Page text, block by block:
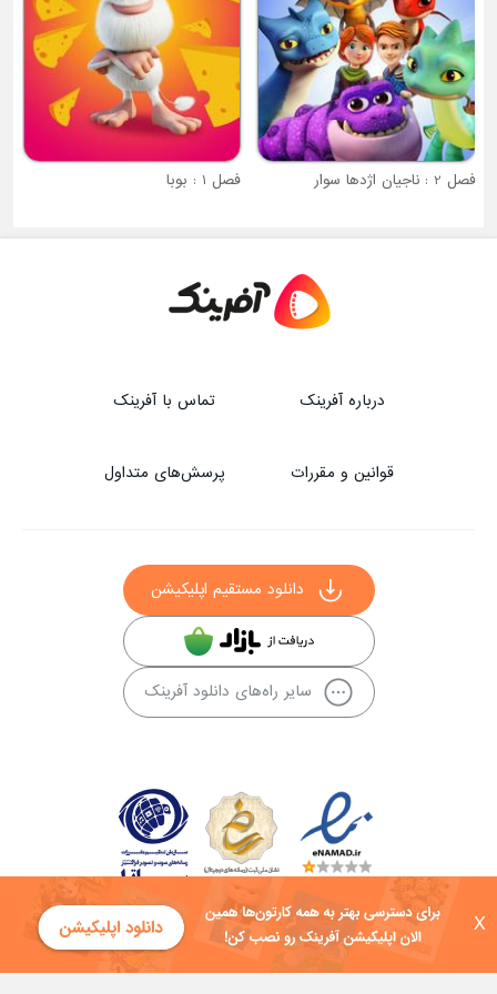
X
فصل 2 : ناجیان اژدها سوار فصل 1 : بوبا
درباره آفرینک تماس با آفرینک
قوانین و مقررات پرسش‌های متداول
دانلود مستقیم اپلیکیشن
سایر راه‌های دانلود آفرینک
کلیه حقوق این سایت به شرکت توسعه فناوی هفت آسمان توکان تعلق دارد و